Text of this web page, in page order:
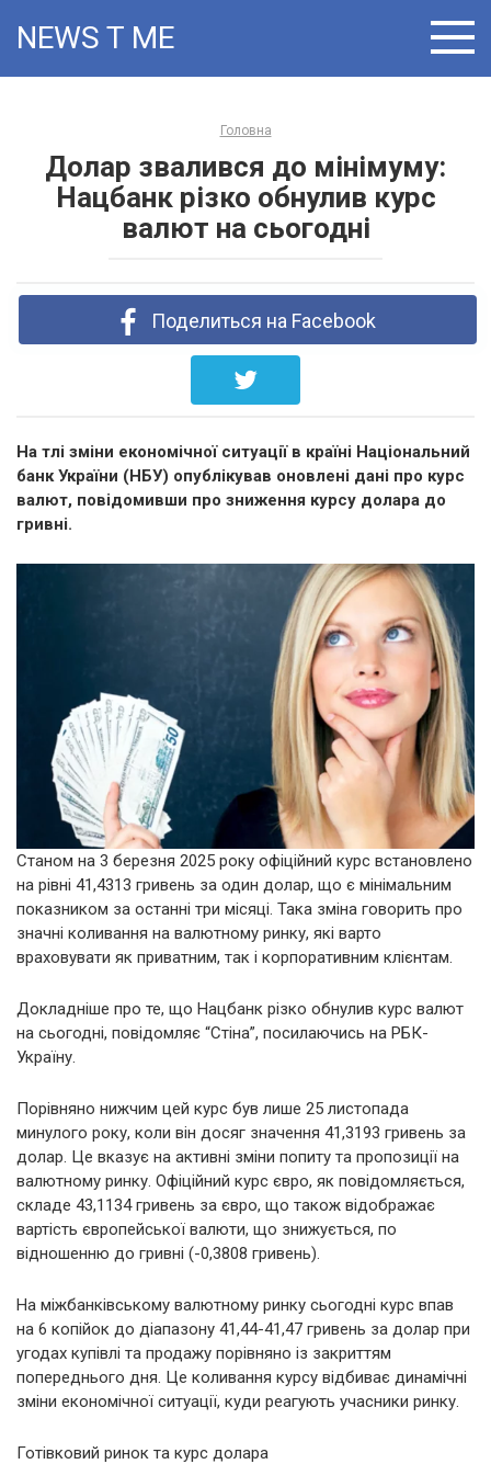
NEWS T:ME
Головна
Долар звалився до мінімуму:
Нацбанк різко обнулив курс
валют на сьогодні
Поделиться на Facebook
На тлі зміни економічної ситуації в країні Національний
банк України (НБУ) опублікував оновлені дані про курс
валют, повідомивши про зниження курсу долара до
гривні.
Станом на 3 березня 2025 року офіційний курс встановлено
на рівні 41,4313 гривень за один долар, що є мінімальним
показником за останні три місяці. Така зміна говорить про
значні коливання на валютному ринку, які варто
враховувати як приватним, так і корпоративним клієнтам.
Докладніше про те, що Нацбанк різко обнулив курс валют
на сьогодні, повідомляє “Стіна”, посилаючись на РБК-
Україну.
Порівняно нижчим цей курс був лише 25 листопада
минулого року, коли він досяг значення 41,3193 гривень за
долар. Це вказує на активні зміни попиту та пропозиції на
валютному ринку. Офіційний курс євро, як повідомляється,
складе 43,1134 гривень за євро, що також відображає
вартість європейської валюти, що знижується, по
відношенню до гривні (-0,3808 гривень).
На міжбанківському валютному ринку сьогодні курс впав
на 6 копійок до діапазону 41,44-41,47 гривень за долар при
угодах купівлі та продажу порівняно із закриттям
попереднього дня. Це коливання курсу відбиває динамічні
зміни економічної ситуації, куди реагують учасники ринку.
Готівковий ринок та курс долара